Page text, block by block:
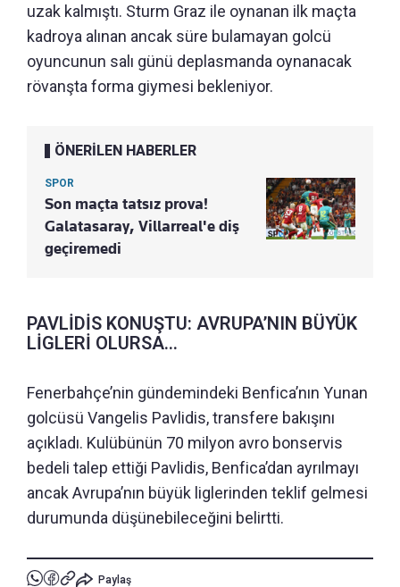
uzak kalmıştı. Sturm Graz ile oynanan ilk maçta
kadroya alınan ancak süre bulamayan golcü
oyuncunun salı günü deplasmanda oynanacak
rövanşta forma giymesi bekleniyor.
ÖNERİLEN HABERLER
SPOR
Son maçta tatsız prova!
Galatasaray, Villarreal'e diş
geçiremedi
PAVLİDİS KONUŞTU: AVRUPA’NIN BÜYÜK
LİGLERİ OLURSA...
Fenerbahçe’nin gündemindeki Benfica’nın Yunan
golcüsü Vangelis Pavlidis, transfere bakışını
açıkladı. Kulübünün 70 milyon avro bonservis
bedeli talep ettiği Pavlidis, Benfica’dan ayrılmayı
ancak Avrupa’nın büyük liglerinden teklif gelmesi
durumunda düşünebileceğini belirtti.
Paylaş